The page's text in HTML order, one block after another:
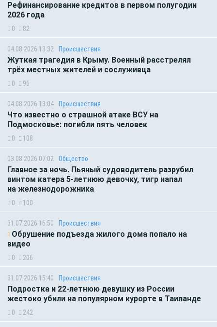
Рефинансирование кредитов в первом полугодии
2026 года
0 82
04.08.2026 13:32 Происшествия
Жуткая трагедия в Крыму. Военный расстрелял
трёх местных жителей и сослуживца
0 96
04.08.2026 13:04 Происшествия
Что известно о страшной атаке ВСУ на
Подмосковье: погибли пять человек
0 108
03.08.2026 07:02 Общество
Главное за ночь. Пьяный судоводитель разрубил
винтом катера 5-летнюю девочку, тигр напал
на железнодорожника
0 100
31.07.2026 16:50 Происшествия
Обрушение подъезда жилого дома попало на
видео
0 206
31.07.2026 15:40 Происшествия
Подростка и 22-летнюю девушку из России
жестоко убили на популярном курорте в Таиланде
0 242